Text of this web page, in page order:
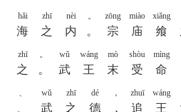
hǎi
海
zhī
之
nèi
内
。
。
zōng
宗
miào
庙
xiǎng
飨
zhī
之
。
。
wǔ
武
wáng
王
mò
末
shòu
受
mìng
命
、
、
wǔ
武
zhī
之
dé
德
，
，
zhuī
追
wáng
王